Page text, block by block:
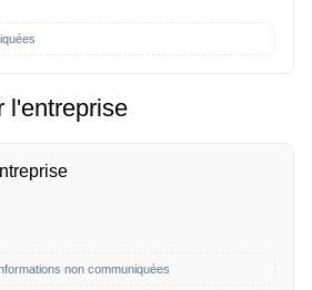
l'entreprise
non communiquées